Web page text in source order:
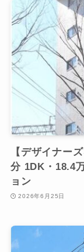
【デザイナー
分 1DK・18.4
ョン
2026年6月25日